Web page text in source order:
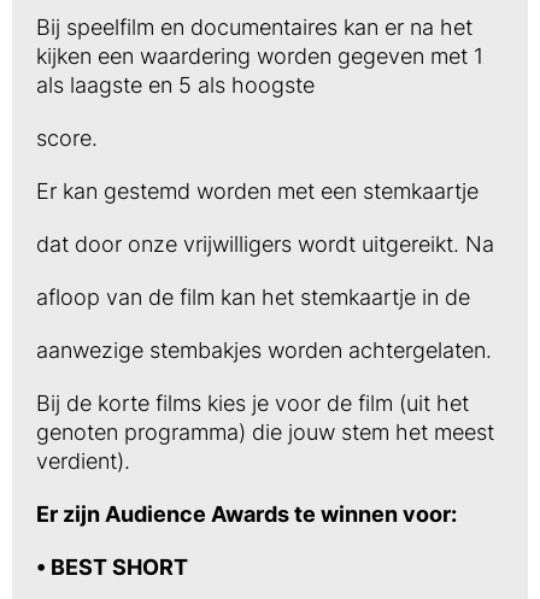
Bij speelfilm en documentaires kan er na het
kijken een waardering worden gegeven met 1
als laagste en 5 als hoogste
score.
Er kan gestemd worden met een stemkaartje
dat door onze vrijwilligers wordt uitgereikt. Na
afloop van de film kan het stemkaartje in de
aanwezige stembakjes worden achtergelaten.
Bij de korte films kies je voor de film (uit het
genoten programma) die jouw stem het meest
verdient).
Er zijn Audience Awards te winnen voor:
• BEST SHORT